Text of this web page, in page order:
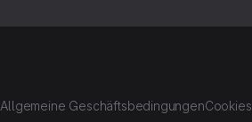
Allgemeine GeschäftsbedingungenCookies